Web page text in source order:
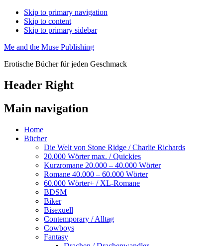
Skip to primary navigation
Skip to content
Skip to primary sidebar
Me and the Muse Publishing
Erotische Bücher für jeden Geschmack
Header Right
Main navigation
Home
Bücher
Die Welt von Stone Ridge / Charlie Richards
20.000 Wörter max. / Quickies
Kurzromane 20.000 – 40.000 Wörter
Romane 40.000 – 60.000 Wörter
60.000 Wörter+ / XL-Romane
BDSM
Biker
Bisexuell
Contemporary / Alltag
Cowboys
Fantasy